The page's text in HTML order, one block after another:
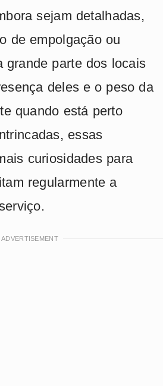
sejam detalhadas,
de empolgação ou
grande parte dos locais
deles e o peso da
quando está perto
essas
curiosidades para
regularmente a